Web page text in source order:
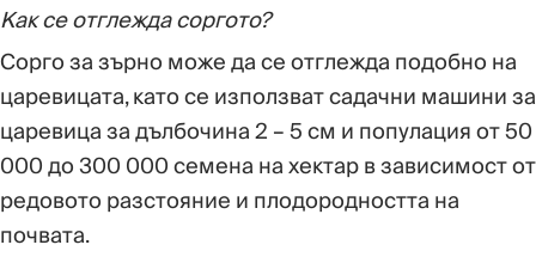
Как се отглежда соргото?
Сорго за зърно може да се отглежда подобно на
царевицата, като се използват садачни машини за
царевица за дълбочина 2 – 5 см и популация от 50
000 до 300 000 семена на хектар в зависимост от
редовото разстояние и плодородността на
почвата.